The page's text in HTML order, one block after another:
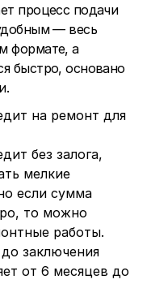
процесс подачи
— весь
формате, а
быстро, основано
на ремонт для
без залога,
мелкие
если сумма
то можно
работы.
заключения
от 6 месяцев до